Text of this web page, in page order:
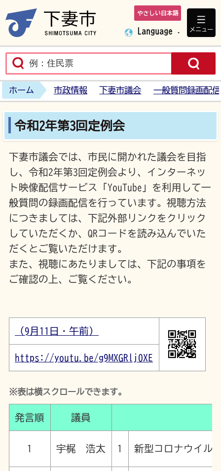
下妻市ホームペ
やさしい日本語
Language メニュー
ホーム 市政情報 下妻市議会 一般質問録画配信
令和2年第3回定例会
下妻市議会では、市民に開かれた議会を目指
し、令和2年第3回定例会より、インターネッ
ト映像配信サービス「YouTube」を利用して一
般質問の録画配信を行っています。視聴方法
につきましては、下記外部リンクをクリック
していただくか、QRコードを読み込んでいた
だくとご覧いただけます。
また、視聴にあたりましては、下記の事項を
ご確認の上、ご覧ください。
（9月11日・午前）
https://youtu.be/g9MXGRlj0XE
※表は横スクロールできます。
発言順 議員
1 宇梶 浩太 1 新型コロナウイル